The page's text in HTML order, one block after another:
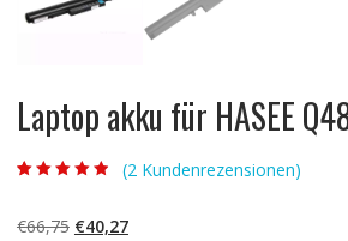
Laptop akku für HASEE
basierend auf
Kundenbewert
(2 Kundenrezensionen)
€66,75 Ursprünglicher
€40,27Aktueller